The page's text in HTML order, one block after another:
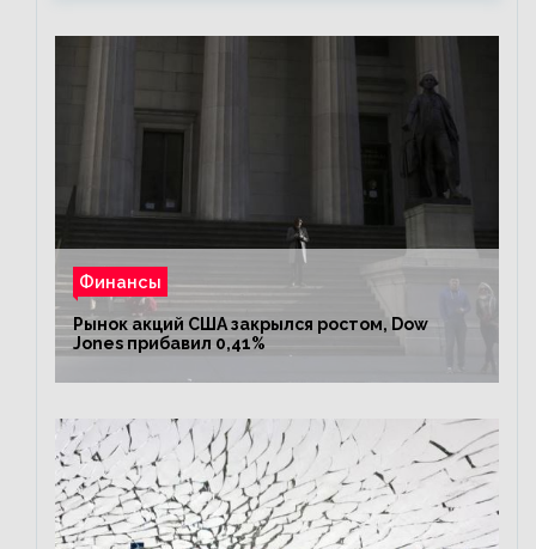
Финансы
Рынок акций США закрылся ростом, Dow
Jones прибавил 0,41%